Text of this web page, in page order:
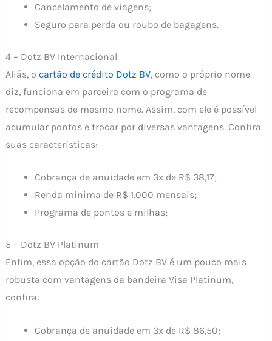
Cancelamento de viagens;
Seguro para perda ou roubo de bagagens.
4 – Dotz BV Internacional
Aliás, o cartão de crédito Dotz BV, como o próprio nome
diz, funciona em parceira com o programa de
recompensas de mesmo nome. Assim, com ele é possível
acumular pontos e trocar por diversas vantagens. Confira
suas características:
Cobrança de anuidade em 3x de R$ 38,17;
Renda mínima de R$ 1.000 mensais;
Programa de pontos e milhas;
5 – Dotz BV Platinum
Enfim, essa opção do cartão Dotz BV é um pouco mais
robusta com vantagens da bandeira Visa Platinum,
confira:
Cobrança de anuidade em 3x de R$ 86,50;